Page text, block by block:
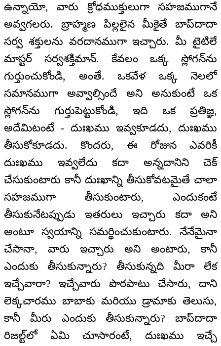
ఉన్నాయో, వారు క్రోధముక్తులుగా సహజముగానే
అవ్వగలరు. బ్రాహ్మణ పిల్లలైన మీకైతే బాప్‌దాదా
సర్వ శక్తులను వరదానముగా ఇచ్చారు. మీ టైటిలే
మాస్టర్ సర్వశక్తిమాన్. కేవలం ఒక్క స్లోగన్‌ను
గుర్తుంచుకోండి, అంతే. ఒకవేళ ఒక్క నెలలో
సమానముగా అవ్వాల్సిందే అని అనుకుంటే ఒక
స్లోగన్‌ను గుర్తుపెట్టుకోండి, ఇది ఒక ప్రతిజ్ఞ,
అదేమిటంటే - దుఃఖము ఇవ్వకూడదు, దుఃఖము
తీసుకోకూడదు. కొందరు, ఈ రోజున ఎవరికీ
దుఃఖము ఇవ్వలేదు కదా అన్నదానిని చెక్
చేసుకుంటారు కానీ దుఃఖాన్ని తీసుకోవటమైతే చాలా
సహజముగా తీసుకుంటారు, ఎందుకంటే
తీసుకునేటప్పుడు ఇతరులు ఇచ్చారు కదా అని
అంటూ స్వయాన్ని సమర్థించుకుంటారు. నేనేమైనా
చేసానా, వారు ఇచ్చారు అని అంటారు, కానీ
ఎందుకు తీసుకున్నారు? తీసుకున్నది మీరా లేక
ఇచ్చేవారా? ఇచ్చేవారు పొరపాటు చేసారు, దాని
లెక్కచారము బాబాకు మరియు డ్రామాకు తెలుసు,
కానీ మీరు ఎందుకు తీసుకున్నారు? బాప్‌దాదా
రిజల్ట్‌లో ఏమి చూసారంటే, దుఃఖము ఇచ్చే